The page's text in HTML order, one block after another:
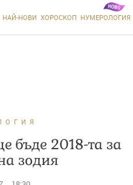
НАЙ-НОВИ ХОРОСКОП НУМЕРОЛОГИЯ
бъде 2018-та за
зодия